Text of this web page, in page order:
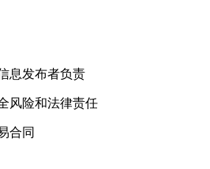
息发布者负责
风险和法律责任
合同